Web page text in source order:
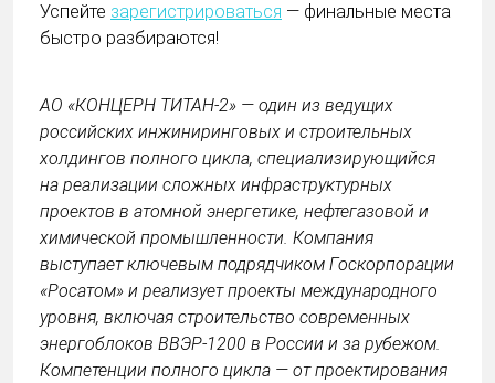
Успейте зарегистрироваться — финальные места
быстро разбираются!
АО «КОНЦЕРН ТИТАН-2» — один из ведущих
российских инжиниринговых и строительных
холдингов полного цикла, специализирующийся
на реализации сложных инфраструктурных
проектов в атомной энергетике, нефтегазовой и
химической промышленности. Компания
выступает ключевым подрядчиком Госкорпорации
«Росатом» и реализует проекты международного
уровня, включая строительство современных
энергоблоков ВВЭР-1200 в России и за рубежом.
Компетенции полного цикла — от проектирования